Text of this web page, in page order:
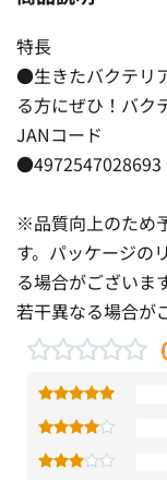
特長
●生きたバクテリ
る方にぜひ！バク
JANコード
●4972547028693
※品質向上のため
す。パッケージの
る場合がございま
若干異なる場合が